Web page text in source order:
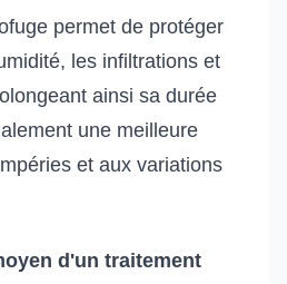
permet de protéger
les infiltrations et
ainsi sa durée
une meilleure
et aux variations
d'un traitement